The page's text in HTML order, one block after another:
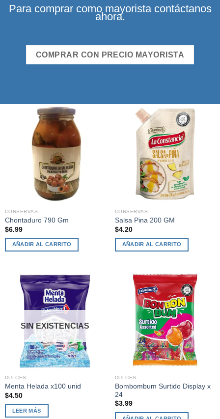
Para comprar como mayorista contáctanos
ahora.
COMPRAR CON PRECIO MAYORISTA
CONSERVAS
Chontaduro 790 Gm
$6.99
AÑADIR AL CARRITO
CONSERVAS
Salsa Pina 200 GM
$4.20
AÑADIR AL CARRITO
SIN EXISTENCIAS
DULCES
Menta Helada x100 unid
$4.50
LEER MÁS
DULCES
Bombombum Surtido Display x
24
$3.99